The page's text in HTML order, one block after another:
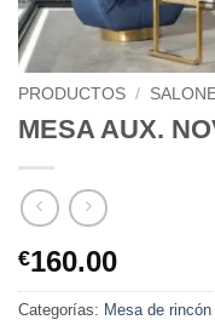
PRODUCTOS /
MESA AUX.
€160.00
Categorías: Mesa de